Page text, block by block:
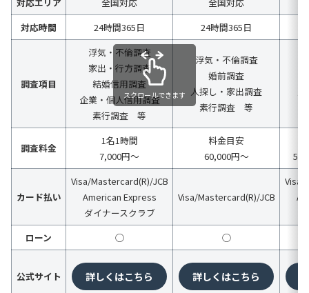
対応時間
24時間365日 24時間365日
調査項目
浮気・不倫調査
家出・行方調査
結婚信用調査
企業・個人信用調査
素行調査 等
浮気・不倫調査
婚前調査
人探し・家出調査
素行調査 等
調査料金
1名1時間
7,000円～
料金目安
60,000円〜
カード払い
Visa/Mastercard(R)/JCB
American Express
ダイナースクラブ
Visa/Mastercard(R)/JCB
Visa/
ローン
◯ ◯
公式サイト 詳しくはこちら 詳しくはこちら
スクロールできます